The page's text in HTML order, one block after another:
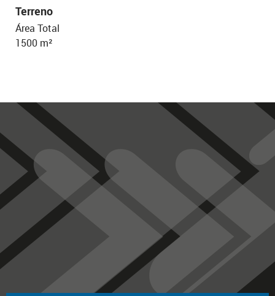
Terreno
Área Total
1500 m²